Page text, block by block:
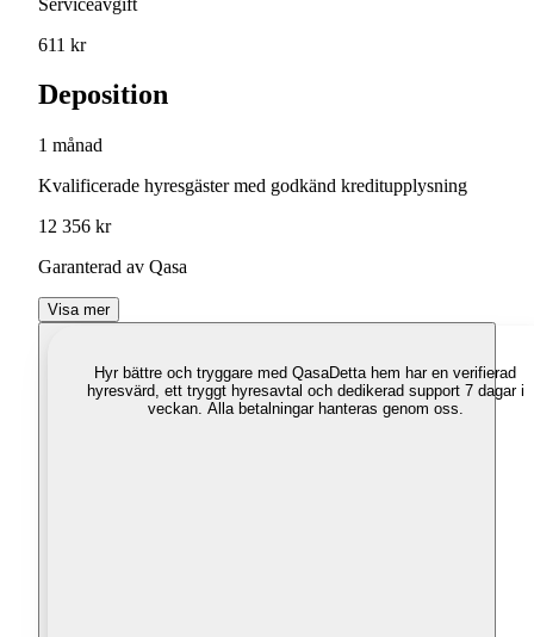
611 kr
Deposition
1 månad
Kvalificerade hyresgäster med godkänd kreditupplysning
12 356 kr
Garanterad av Qasa
Visa mer
Hyr bättre och tryggare med QasaDetta hem har en verifierad
hyresvärd, ett tryggt hyresavtal och dedikerad support 7 dagar i
veckan. Alla betalningar hanteras genom oss.